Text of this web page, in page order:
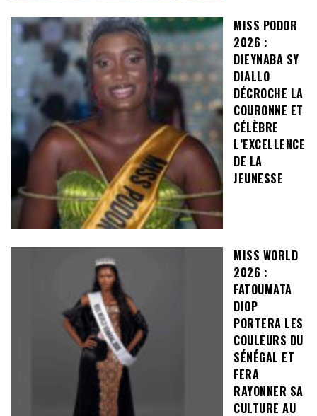
MISS PODOR
2026 :
DIEYNABA SY
DIALLO
DÉCROCHE LA
COURONNE ET
CÉLÈBRE
L’EXCELLENCE
DE LA
JEUNESSE
MISS WORLD
2026 :
FATOUMATA
DIOP
PORTERA LES
COULEURS DU
SÉNÉGAL ET
FERA
RAYONNER SA
CULTURE AU